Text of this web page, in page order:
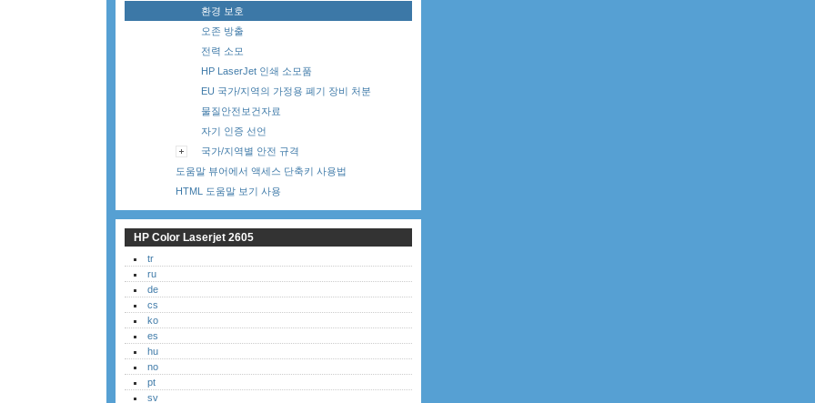
환경 보호
오존 방출
전력 소모
HP LaserJet 인쇄 소모품
EU 국가/지역의 가정용 폐기 장비 처분
물질안전보건자료
자기 인증 선언
국가/지역별 안전 규격
도움말 뷰어에서 액세스 단축키 사용법
HTML 도움말 보기 사용
HP Color Laserjet 2605
tr
ru
de
cs
ko
es
hu
no
pt
sv